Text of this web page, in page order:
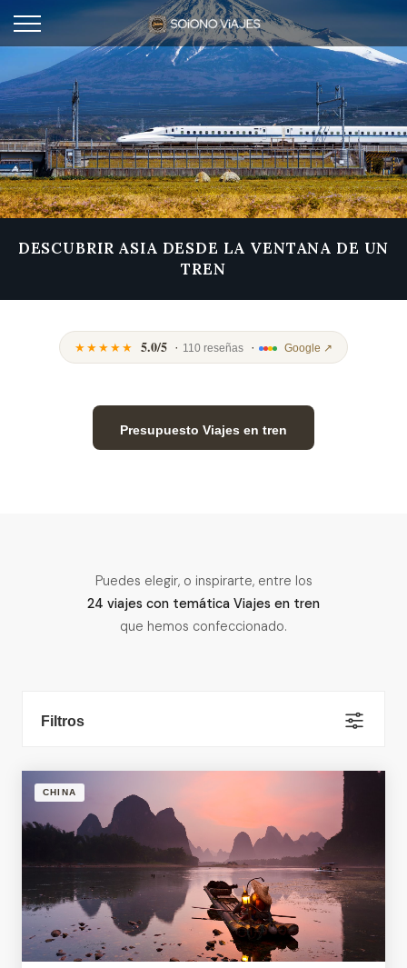
DESCUBRIR ASIA DESDE LA VENTANA DE UN
TREN
★★★★★ 5.0/5 · 110 reseñas · Google ↗
Presupuesto Viajes en tren
Puedes elegir, o inspirarte, entre los
24 viajes con temática Viajes en tren
que hemos confeccionado.
Filtros
CHINA